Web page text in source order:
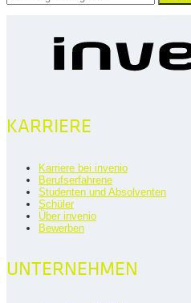
KARRIERE
Karriere bei invenio
Berufserfahrene
Studenten und Absolventen
Schüler
Über invenio
Bewerben
UNTERNEHMEN